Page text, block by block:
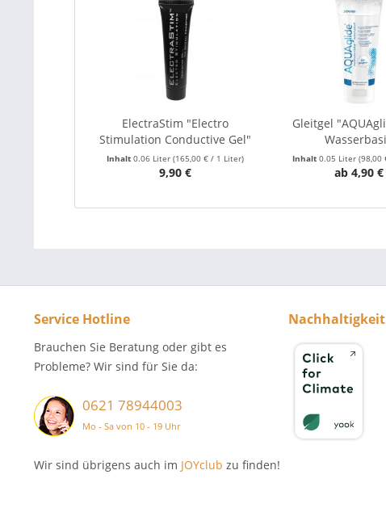
ElectraStim "Electro
Stimulation Conductive Gel"
Inhalt 0.06 Liter (165,00 € / 1 Liter)
9,90 €
Gleitgel
Inhalt0.05 Liter(98,00
ab 4,90 €
Service Hotline
Brauchen Sie Beratung oder gibt es
Probleme? Wir sind für Sie da:
0621 78944003
Mo - Sa von 10 - 19 Uhr
Wir sind übrigens auch im JOYclub zu finden!